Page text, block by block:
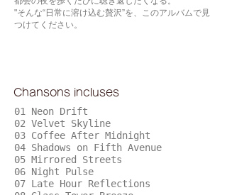
"そんな“日常に溶け込む贅沢”を、このアルバムで見
つけてください。
Chansons incluses
01 Neon Drift
02 Velvet Skyline
03 Coffee After Midnight
04 Shadows on Fifth Avenue
05 Mirrored Streets
06 Night Pulse
07 Late Hour Reflections